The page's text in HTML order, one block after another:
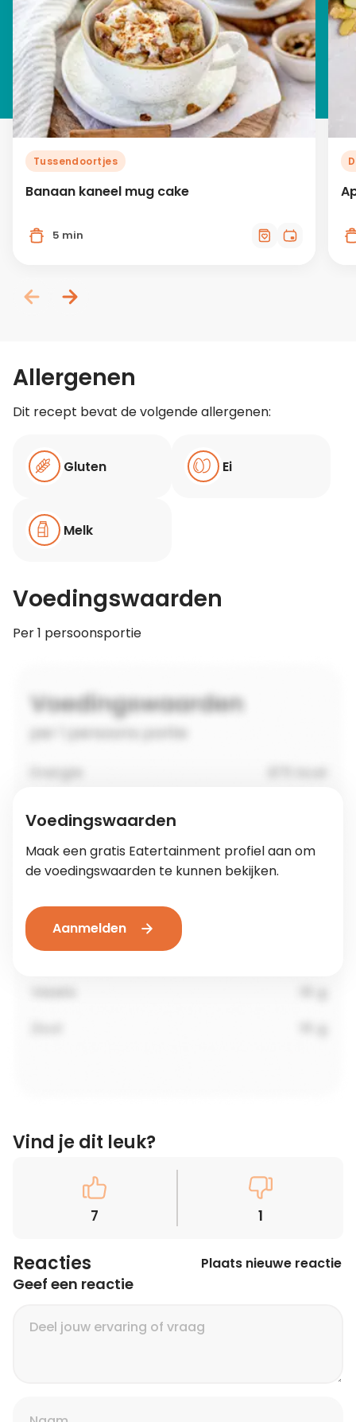
Tussendoortjes
Banaan kaneel mug cake
5 min
Allergenen
Dit recept bevat de volgende allergenen:
Gluten Ei
Melk
Voedingswaarden
Per 1 persoonsportie
Voedingswaarden
Maak een gratis Eatertainment profiel aan om
de voedingswaarden te kunnen bekijken.
Aanmelden
Vind je dit leuk?
7 1
Reacties Plaats nieuwe reactie
Geef een reactie